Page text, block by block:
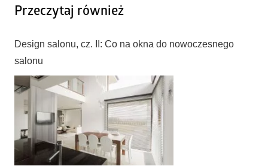
Przeczytaj również
Design salonu, cz. II: Co na okna do nowoczesnego
salonu